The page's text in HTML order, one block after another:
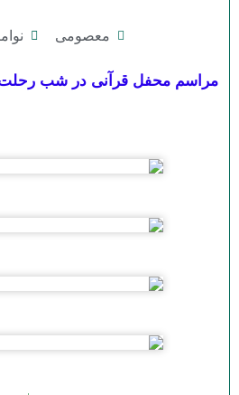
معصومی نوامبر 20,
مراسم محفل قرآنی در شب رحلت شهادت